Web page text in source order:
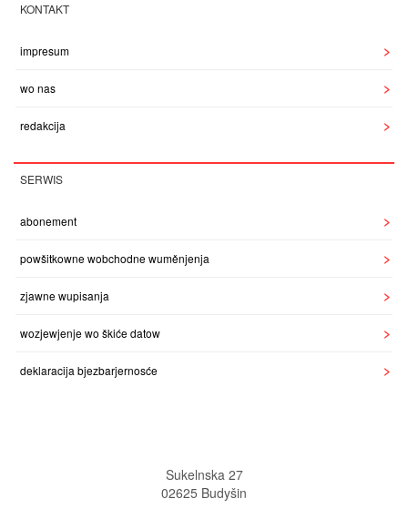
KONTAKT
impresum
wo nas
redakcija
SERWIS
abonement
powšitkowne wobchodne wuměnjenja
zjawne wupisanja
wozjewjenje wo škiće datow
deklaracija bjezbarjernosće
Sukelnska 27
02625 Budyšin